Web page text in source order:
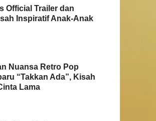
Official Trailer dan
Inspiratif Anak-Anak
Nuansa Retro Pop
“Takkan Ada”, Kisah
Lama